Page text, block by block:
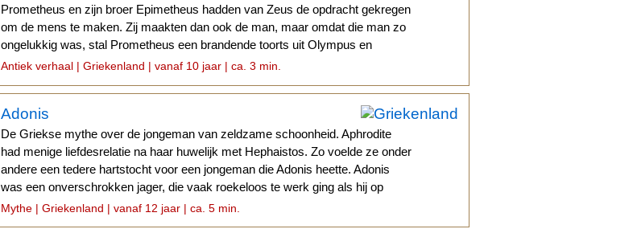
Prometheus en zijn broer Epimetheus hadden van Zeus de opdracht gekregen
om de mens te maken. Zij maakten dan ook de man, maar omdat die man zo
ongelukkig was, stal Prometheus een brandende toorts uit Olympus en
schonk de mensheid het vuur.
Antiek verhaal | Griekenland | vanaf 10 jaar | ca. 3 min.
Adonis
De Griekse mythe over de jongeman van zeldzame schoonheid. Aphrodite
had menige liefdesrelatie na haar huwelijk met Hephaistos. Zo voelde ze onder
andere een tedere hartstocht voor een jongeman die Adonis heette. Adonis
was een onverschrokken jager, die vaak roekeloos te werk ging als hij op
gevaarlijk wild jaagde.
Mythe | Griekenland | vanaf 12 jaar | ca. 5 min.